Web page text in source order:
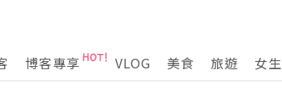
博客專享 VLOG 美食 旅遊 女生